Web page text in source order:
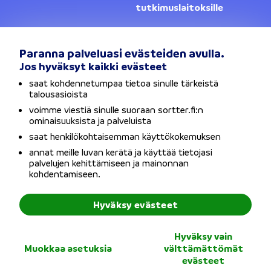
Paranna palveluasi evästeiden avulla.
Jos hyväksyt kaikki evästeet
saat kohdennetumpaa tietoa sinulle tärkeistä
talousasioista
voimme viestiä sinulle suoraan sortter.fi:n
ominaisuuksista ja palveluista
saat henkilökohtaisemman käyttökokemuksen
annat meille luvan kerätä ja käyttää tietojasi
palvelujen kehittämiseen ja mainonnan
kohdentamiseen.
Muokkaa asetuksia
Hyväksy vain
välttämättömät
evästeet
Hyväksy evästeet
tutkimuslaitoksille
Yhteystiedot
Lainanantajat
Vaihda sijaintia
Tietosuojaseloste
Käyttöehdot
Evästeet
Copyright © Sortter Oy / Y-tunnus: 2954352-7 / Osoite:
Bulevardi 21, 00180 Helsinki